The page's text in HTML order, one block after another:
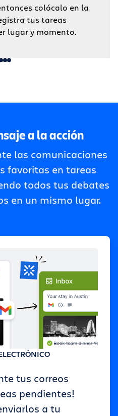
colócalo en la
tus tareas
lugar y momento.
a la acción
las comunicaciones
favoritas en tareas
todos tus debates
en un mismo lugar.
tus correos
pendientes!
a tu